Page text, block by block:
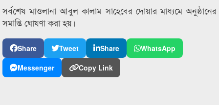
সর্বশেষ মাওলানা আবুল কালাম সাহেবের দোয়ার মাধ্যমে অনুষ্ঠানের
সমাপ্তি ঘোষণা করা হয়।
Share Tweet Share
WhatsApp
Messenger
Copy Link